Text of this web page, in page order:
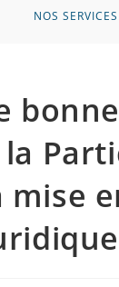
NOS SERVICES